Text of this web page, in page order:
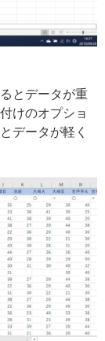
とデータが重
けのオプショ
データが軽く